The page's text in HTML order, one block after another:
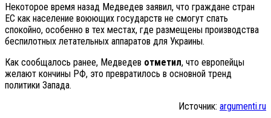
Некоторое время назад Медведев заявил, что граждане стран
ЕС как население воюющих государств не смогут спать
спокойно, особенно в тех местах, где размещены производства
беспилотных летательных аппаратов для Украины.
Как сообщалось ранее, Медведев отметил, что европейцы
желают кончины РФ, это превратилось в основной тренд
политики Запада.
Источник: argumenti.ru